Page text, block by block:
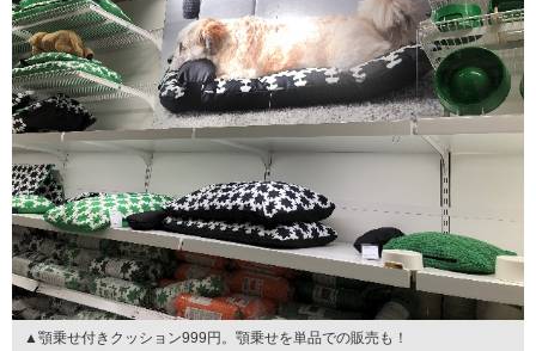
▲顎乗せ付きクッション999円。顎乗せを単品での販売も！